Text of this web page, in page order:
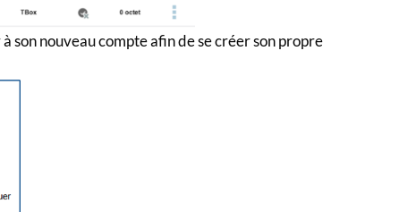
son nouveau compte afin de se créer son propre